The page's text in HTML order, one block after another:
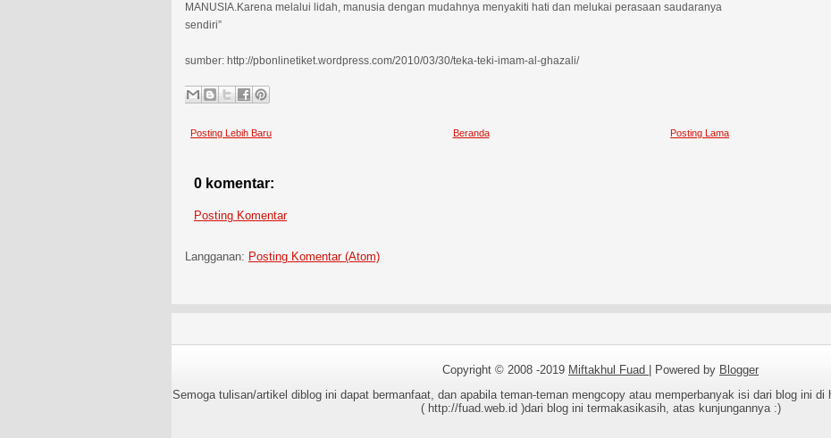
MANUSIA.Karena melalui lidah, manusia dengan mudahnya menyakiti hati dan melukai perasaan saudaranya
sendiri”
sumber: http://pbonlinetiket.wordpress.com/2010/03/30/teka-teki-imam-al-ghazali/
Posting Lebih Baru Posting Lama
Beranda
0 komentar:
Posting Komentar
Langganan: Posting Komentar (Atom)
Copyright © 2008 -2019 Miftakhul Fuad | Powered by Blogger
Semoga tulisan/artikel diblog ini dapat bermanfaat, dan apabila teman-teman mengcopy atau memperbanyak isi dari blog ini
( http://fuad.web.id )dari blog ini termakasikasih, atas kunjungannya :)